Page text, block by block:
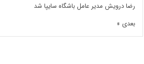
رضا درویش مدیر عامل باشگاه سایپا شد
بعدی »